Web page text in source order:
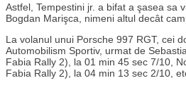
Astfel, Tempestini jr. a bifat a şasea sa
Bogdan Marişca, nimeni altul decât
La volanul unui Porsche 997 RGT, cei
Automobilism Sportiv, urmat de
Fabia Rally 2), la 01 min 45 sec 7/10,
Fabia Rally 2), la 04 min 13 sec 2/10,